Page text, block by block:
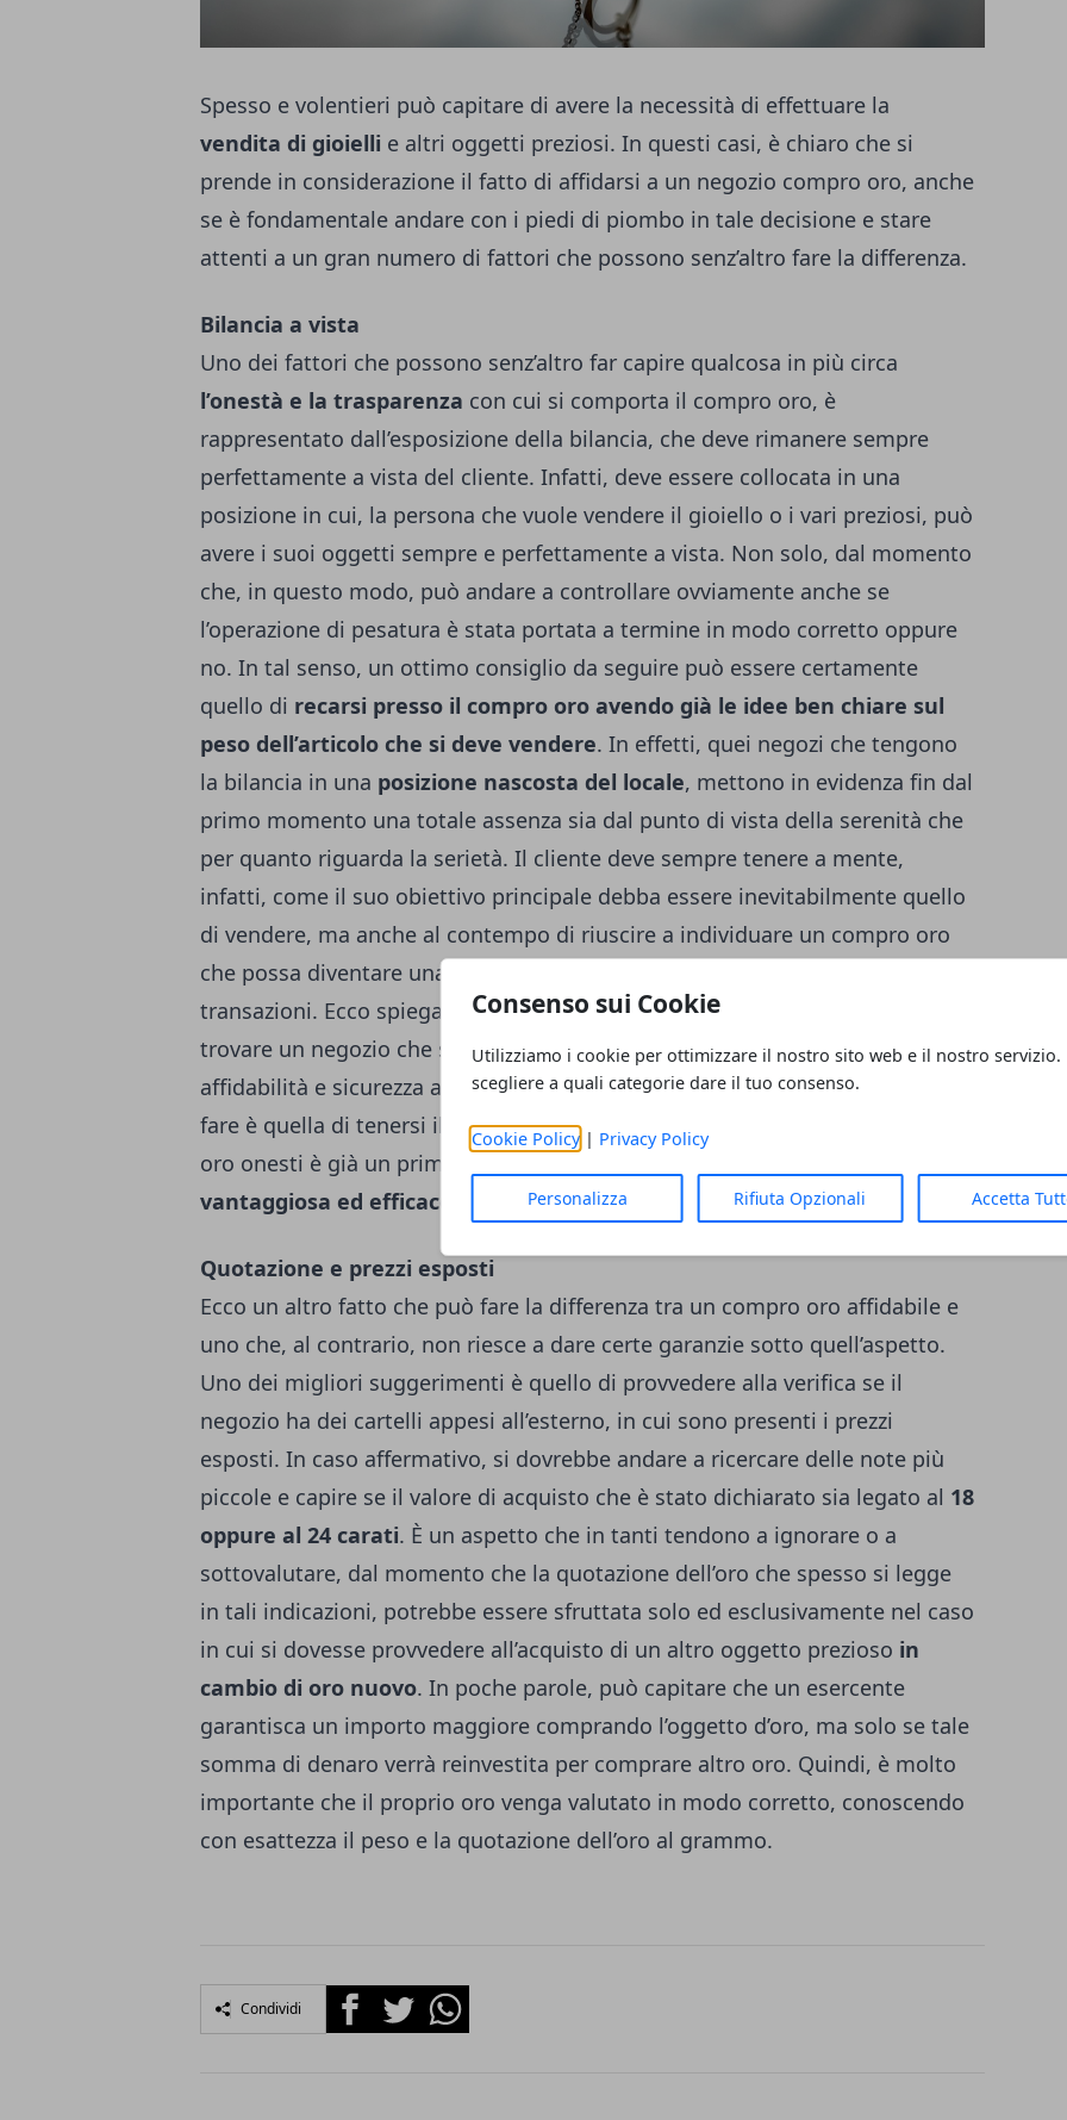
Consenso sui Cookie
Utilizziamo i cookie per ottimizzare il nostro sito web e il nostro servizio.
scegliere a quali categorie dare il tuo consenso.
Cookie Policy| Privacy Policy
Personalizza Rifiuta Opzionali Accetta
Spesso e volentieri può capitare di avere la necessità di effettuare la
vendita di gioielli e altri oggetti preziosi. In questi casi, è chiaro che si
prende in considerazione il fatto di affidarsi a un negozio compro oro, anche
se è fondamentale andare con i piedi di piombo in tale decisione e stare
attenti a un gran numero di fattori che possono senz’altro fare la differenza.
Bilancia a vista
Uno dei fattori che possono senz’altro far capire qualcosa in più circa
l’onestà e la trasparenza con cui si comporta il compro oro, è
rappresentato dall’esposizione della bilancia, che deve rimanere sempre
perfettamente a vista del cliente. Infatti, deve essere collocata in una
posizione in cui, la persona che vuole vendere il gioiello o i vari preziosi, può
avere i suoi oggetti sempre e perfettamente a vista. Non solo, dal momento
che, in questo modo, può andare a controllare ovviamente anche se
l’operazione di pesatura è stata portata a termine in modo corretto oppure
no. In tal senso, un ottimo consiglio da seguire può essere certamente
quello di recarsi presso il compro oro avendo già le idee ben chiare sul
peso dell’articolo che si deve vendere. In effetti, quei negozi che tengono
la bilancia in una posizione nascosta del locale, mettono in evidenza fin dal
primo momento una totale assenza sia dal punto di vista della serenità che
per quanto riguarda la serietà. Il cliente deve sempre tenere a mente,
infatti, come il suo obiettivo principale debba essere inevitabilmente quello
di vendere, ma anche al contempo di riuscire a individuare un compro oro
che possa diventare una sorta di punto di riferimento anche per future
transazioni. Ecco spiegato il motivo per cui è fondamentale riuscire a
trovare un negozio che sia in grado di trasmettere un alto livello di serietà,
affidabilità e sicurezza ai propri clienti. In caso contrario, la cosa migliore da
fare è quella di tenersi il più possibile alla larga. Saper riconoscere i compro
oro onesti è già un primo passo fondamentale verso una
vantaggiosa ed efficace
Quotazione e prezzi esposti
Ecco un altro fatto che può fare la differenza tra un compro oro affidabile e
uno che, al contrario, non riesce a dare certe garanzie sotto quell’aspetto.
Uno dei migliori suggerimenti è quello di provvedere alla verifica se il
negozio ha dei cartelli appesi all’esterno, in cui sono presenti i prezzi
esposti. In caso affermativo, si dovrebbe andare a ricercare delle note più
piccole e capire se il valore di acquisto che è stato dichiarato sia legato al 18
oppure al 24 carati. È un aspetto che in tanti tendono a ignorare o a
sottovalutare, dal momento che la quotazione dell’oro che spesso si legge
in tali indicazioni, potrebbe essere sfruttata solo ed esclusivamente nel caso
in cui si dovesse provvedere all’acquisto di un altro oggetto prezioso in
cambio di oro nuovo. In poche parole, può capitare che un esercente
garantisca un importo maggiore comprando l’oggetto d’oro, ma solo se tale
somma di denaro verrà reinvestita per comprare altro oro. Quindi, è molto
importante che il proprio oro venga valutato in modo corretto, conoscendo
con esattezza il peso e la quotazione dell’oro al grammo.
Condividi FacebookTwitterWhatsapp